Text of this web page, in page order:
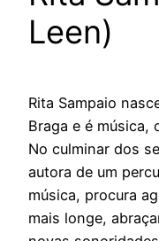
Leen)
Rita Sampaio
Braga e é música,
No culminar dos
autora de um
música, procura
mais longe,